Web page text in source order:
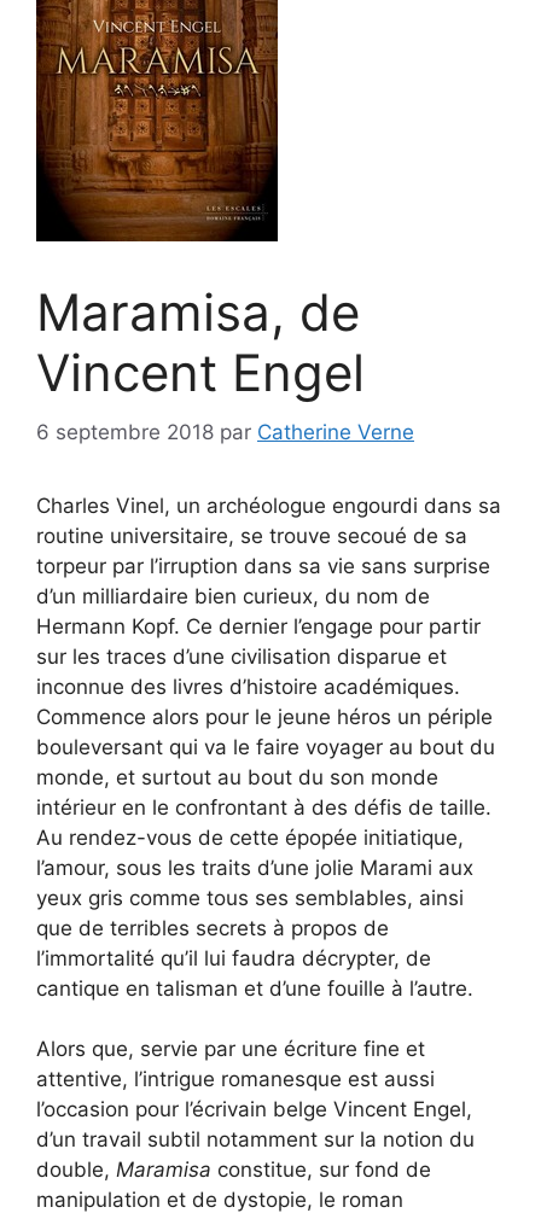
Maramisa, de
Vincent Engel
6 septembre 2018 par Catherine Verne
Charles Vinel, un archéologue engourdi dans sa
routine universitaire, se trouve secoué de sa
torpeur par l’irruption dans sa vie sans surprise
d’un milliardaire bien curieux, du nom de
Hermann Kopf. Ce dernier l’engage pour partir
sur les traces d’une civilisation disparue et
inconnue des livres d’histoire académiques.
Commence alors pour le jeune héros un périple
bouleversant qui va le faire voyager au bout du
monde, et surtout au bout du son monde
intérieur en le confrontant à des défis de taille.
Au rendez-vous de cette épopée initiatique,
l’amour, sous les traits d’une jolie Marami aux
yeux gris comme tous ses semblables, ainsi
que de terribles secrets à propos de
l’immortalité qu’il lui faudra décrypter, de
cantique en talisman et d’une fouille à l’autre.
Alors que, servie par une écriture fine et
attentive, l’intrigue romanesque est aussi
l’occasion pour l’écrivain belge Vincent Engel,
d’un travail subtil notamment sur la notion du
double, Maramisa constitue, sur fond de
manipulation et de dystopie, le roman